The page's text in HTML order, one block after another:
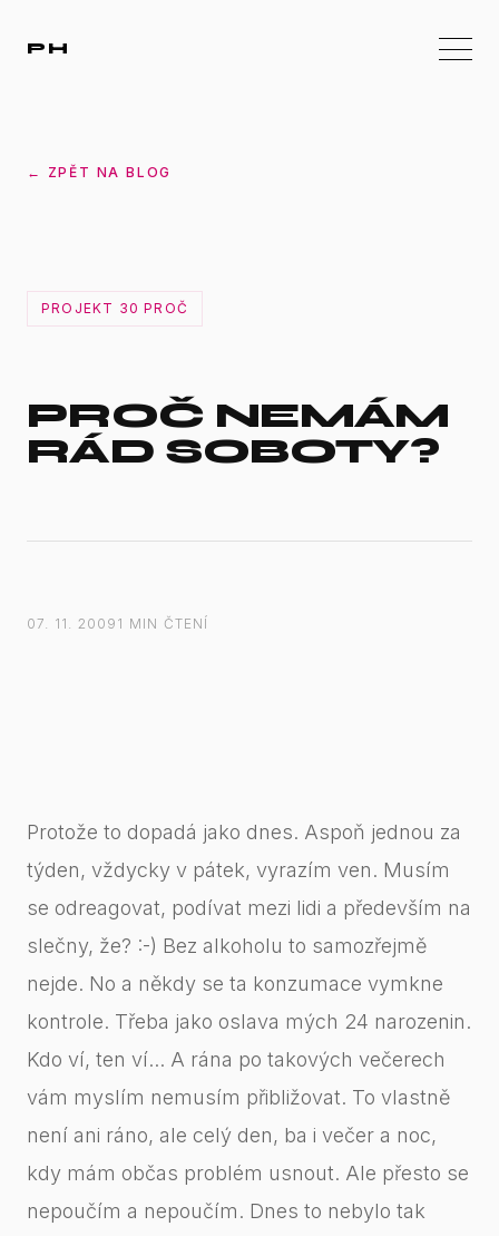
PH
← ZPĚT NA BLOG
PROJEKT 30 PROČ
PROČ NEMÁM
RÁD SOBOTY?
07. 11. 2009 1 MIN ČTENÍ
Protože to dopadá jako dnes. Aspoň jednou za
týden, vždycky v pátek, vyrazím ven. Musím
se odreagovat, podívat mezi lidi a především na
slečny, že? :-) Bez alkoholu to samozřejmě
nejde. No a někdy se ta konzumace vymkne
kontrole. Třeba jako oslava mých 24 narozenin.
Kdo ví, ten ví... A rána po takových večerech
vám myslím nemusím přibližovat. To vlastně
není ani ráno, ale celý den, ba i večer a noc,
kdy mám občas problém usnout. Ale přesto se
nepoučím a nepoučím. Dnes to nebylo tak